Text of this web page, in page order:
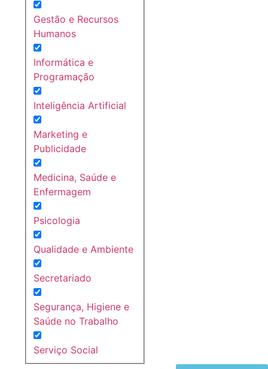
Gestão e Recursos
Humanos
Informática e
Programação
Inteligência Artificial
Marketing e
Publicidade
Medicina, Saúde e
Enfermagem
Psicologia
Qualidade e Ambiente
Secretariado
Segurança, Higiene e
Saúde no Trabalho
Serviço Social